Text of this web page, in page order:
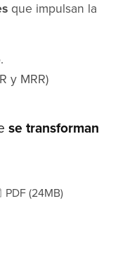
que impulsan la
y MRR)
se transforman
PDF (24MB)